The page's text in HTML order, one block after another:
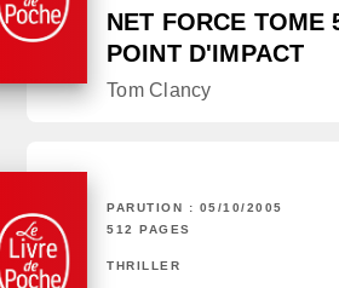
NET FORCE TOME
POINT D'IMPACT
Tom Clancy
PARUTION : 05/10/2005
512 PAGES
THRILLER